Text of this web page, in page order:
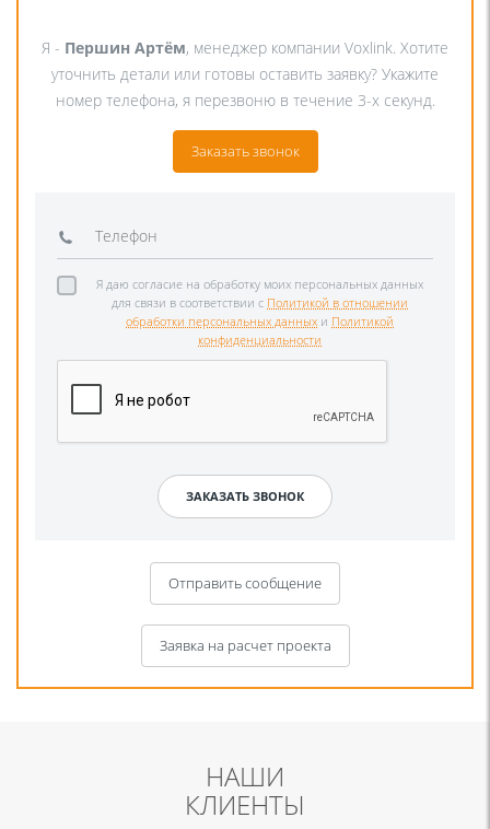
Я - Першин Артём, менеджер компании Voxlink. Хотите
уточнить детали или готовы оставить заявку? Укажите
номер телефона, я перезвоню в течение 3-х секунд.
Заказать звонок
Я даю согласие на обработку моих персональных данных
для связи в соответствии с Политикой в отношении
обработки персональных данных и Политикой
конфиденциальности
Отправить сообщение
Заявка на расчет проекта
НАШИ
КЛИЕНТЫ